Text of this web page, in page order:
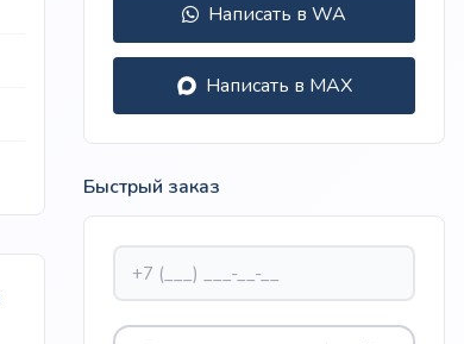
Написать в WA
Написать в MAX
Быстрый заказ